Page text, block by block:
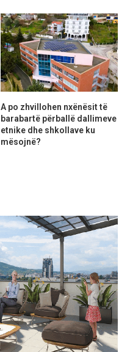
A po zhvillohen nxënësit të
barabartë përballë dallimeve
etnike dhe shkollave ku
mësojnë?